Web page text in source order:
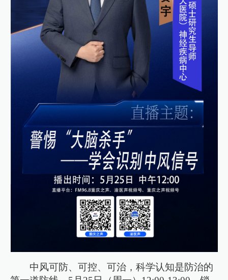
中风可防、可控、可治，科学认知是防治的